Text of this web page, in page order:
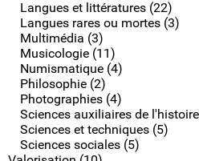
Langues et littératures (22)
Langues rares ou mortes (3)
Multimédia (3)
Musicologie (11)
Numismatique (4)
Philosophie (2)
Photographies (4)
Sciences auxiliaires de
Sciences et techniques (5)
Sciences sociales (5)